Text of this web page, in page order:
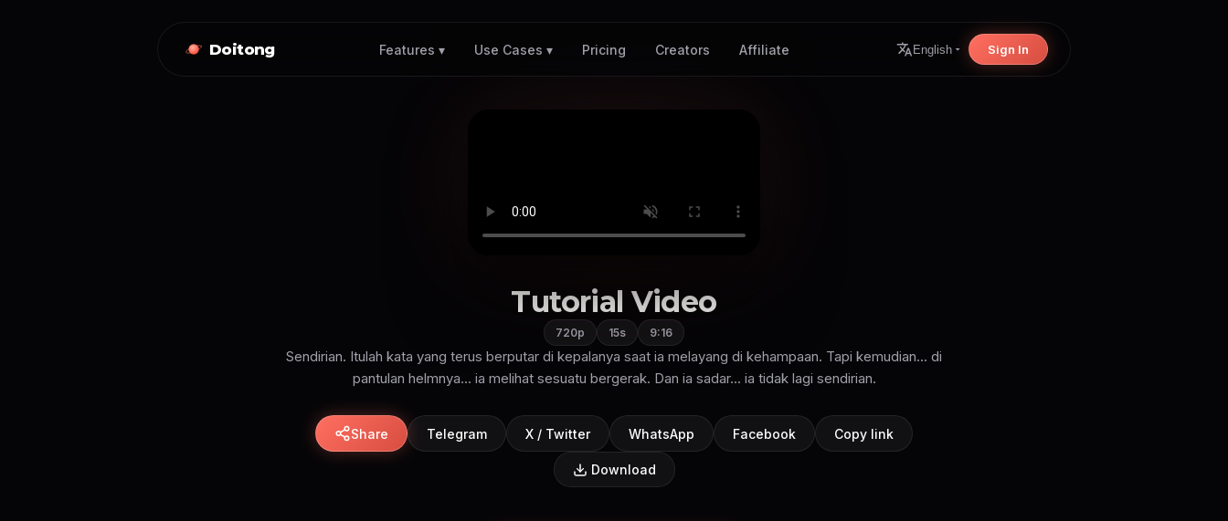
Doitong Features ▾ Use Cases ▾ Pricing Creators Affiliate English Sign In
Tutorial Video
720p 15s 9:16
Sendirian. Itulah kata yang terus berputar di kepalanya saat ia melayang di kehampaan. Tapi kemudian... di
pantulan helmnya... ia melihat sesuatu bergerak. Dan ia sadar... ia tidak lagi sendirian.
Share Telegram X / Twitter WhatsApp Facebook Copy link
Download